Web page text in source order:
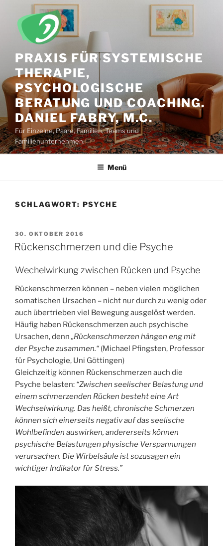
Inhalt
springen
PRAXIS FÜR SYSTEMISCHE
THERAPIE,
PSYCHOLOGISCHE
BERATUNG UND COACHING.
DANIEL FABRY, M.C.
Für Einzelne, Paare, Familien, Teams und
Familienunternehmen.
Menü
SCHLAGWORT: PSYCHE
VERÖFFENTLICHT
AM
30. OKTOBER 2016
Rückenschmerzen und die Psyche
Wechelwirkung zwischen Rücken und Psyche
Rückenschmerzen können – neben vielen möglichen
somatischen Ursachen – nicht nur durch zu wenig oder
auch übertrieben viel Bewegung ausgelöst werden.
Häufig haben Rückenschmerzen auch psychische
Ursachen, denn„Rückenschmerzen hängen eng mit
der Psyche zusammen.“ (Michael Pfingsten, Professor
für Psychologie, Uni Göttingen)
Gleichzeitig können Rückenschmerzen auch die
Psyche belasten: “Zwischen seelischer Belastung und
einem schmerzenden Rücken besteht eine Art
Wechselwirkung. Das heißt, chronische Schmerzen
können sich einerseits negativ auf das seelische
Wohlbefinden auswirken, andererseits können
psychische Belastungen physische Verspannungen
verursachen. Die Wirbelsäule ist sozusagen ein
wichtiger Indikator für Stress.”